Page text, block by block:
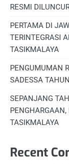
RESMI
PERTAMA DI
TERINTEGRASI
TASIKMALAYA
PENGUMUMAN
SADESSA
SEPANJANG
TASIKMALAYA
Recent